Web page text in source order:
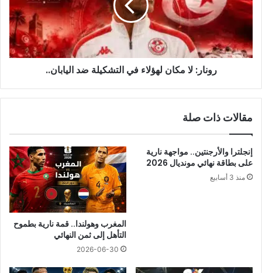
في
التشكيلة
اليابان..
رونار: لا مكان لهؤلاء في التشكيلة ضد اليابان..
مقالات ذات صلة
إنجلترا والأرجنتين.. مواجهة نارية
على بطاقة نهائي مونديال 2026
منذ 3 أسابيع
المغرب وهولندا.. قمة نارية بطموح
التأهل إلى ثمن النهائي
2026-06-30